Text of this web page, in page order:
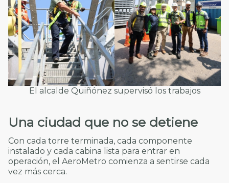
El alcalde Quiñónez supervisó los trabajos
Una ciudad que no se detiene
Con cada torre terminada, cada componente
instalado y cada cabina lista para entrar en
operación, el AeroMetro comienza a sentirse cada
vez más cerca.